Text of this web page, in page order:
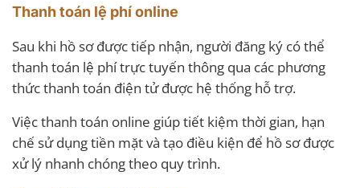
Thanh toán lệ phí online
Sau khi hồ sơ được tiếp nhận, người đăng ký có thể
thanh toán lệ phí trực tuyến thông qua các phương
thức thanh toán điện tử được hệ thống hỗ trợ.
Việc thanh toán online giúp tiết kiệm thời gian, hạn
chế sử dụng tiền mặt và tạo điều kiện để hồ sơ được
xử lý nhanh chóng theo quy trình.